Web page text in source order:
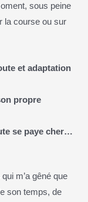
sous peine
la course ou sur
et adaptation
propre
se paye cher…
m’a gêné que
son temps, de